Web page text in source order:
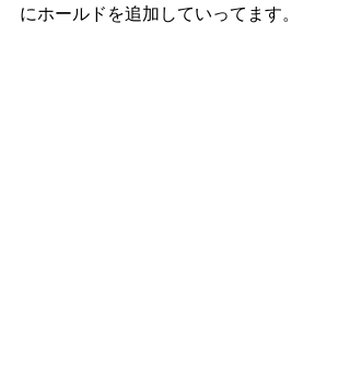
にホールドを追加していってます。